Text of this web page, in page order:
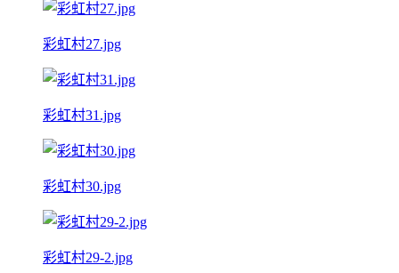
彩虹村27.jpg
彩虹村31.jpg
彩虹村30.jpg
彩虹村29-2.jpg